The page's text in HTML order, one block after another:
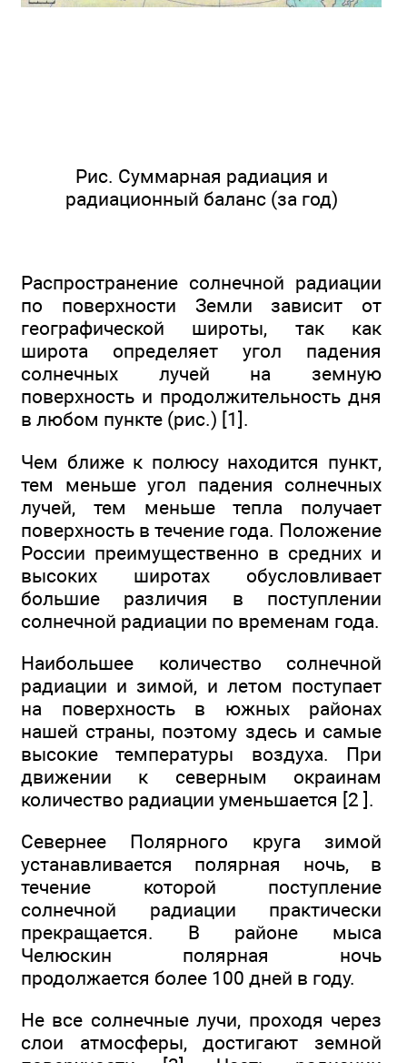
Рис. Суммарная радиация и
радиационный баланс (за год)
Распространение солнечной радиации
по поверхности Земли зависит от
географической широты, так как
широта определяет угол падения
солнечных лучей на земную
поверхность и продолжительность дня
в любом пункте (рис.) [1].
Чем ближе к полюсу находится пункт,
тем меньше угол падения солнечных
лучей, тем меньше тепла получает
поверхность в течение года. Положение
России преимущественно в средних и
высоких широтах обусловливает
большие различия в поступлении
солнечной радиации по временам года.
Наибольшее количество солнечной
радиации и зимой, и летом поступает
на поверхность в южных районах
нашей страны, поэтому здесь и самые
высокие температуры воздуха. При
движении к северным окраинам
количество радиации уменьшается [2 ].
Севернее Полярного круга зимой
устанавливается полярная ночь, в
течение которой поступление
солнечной радиации практически
прекращается. В районе мыса
Челюскин полярная ночь
продолжается более 100 дней в году.
Не все солнечные лучи, проходя через
слои атмосферы, достигают земной